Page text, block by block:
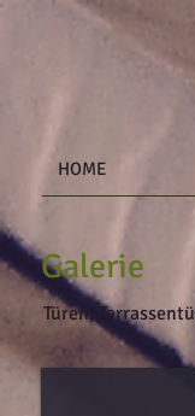
HOME
Galerie
Türen,